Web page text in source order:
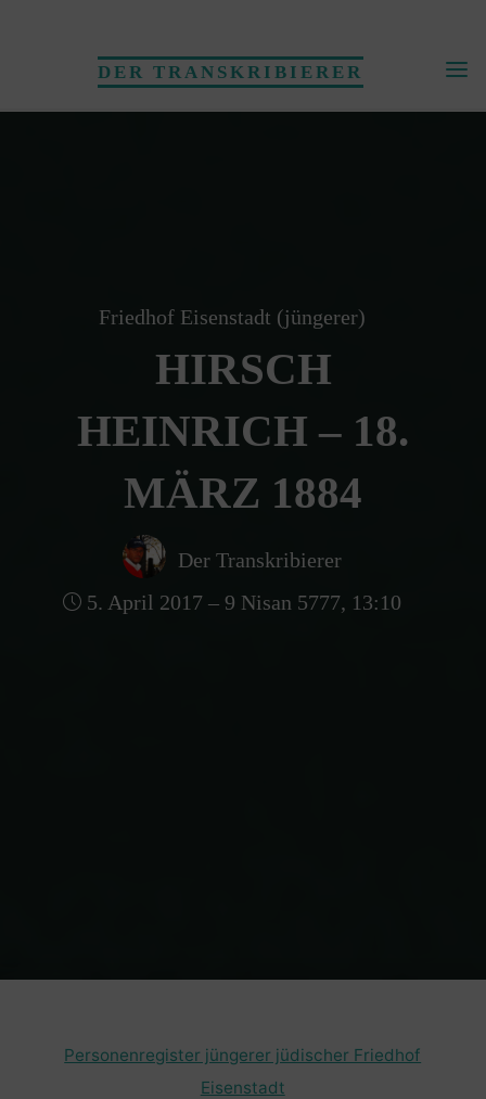
DER TRANSKRIBIERER
Friedhof Eisenstadt (jüngerer)
HIRSCH
HEINRICH – 18.
MÄRZ 1884
Der Transkribierer
5. April 2017 – 9 Nisan 5777, 13:10
Personenregister jüngerer jüdischer Friedhof
Eisenstadt